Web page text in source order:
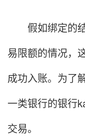
假如绑定的结
易限额的情况，
成功入账。为了
一类银行的银行
交易。